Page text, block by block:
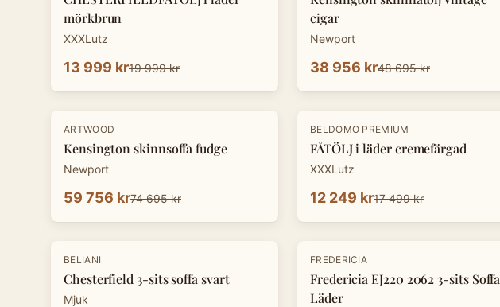
mörkbrun
XXXLutz
13 999 kr19 999 kr
cigar
Newport
38 956 kr48 695 kr
-20%
ARTWOOD
Kensington skinnsoffa fudge
Newport
59 756 kr74 695 kr
-30 %
BELDOMO PREMIUM
FÅTÖLJ i läder cremefärgad
XXXLutz
12 249 kr17 499 kr
-10 %
BELIANI
Chesterfield 3-sits soffa svart
Mjuk
FREDERICIA
Fredericia EJ220 2062 3-sits Soffa
Läder